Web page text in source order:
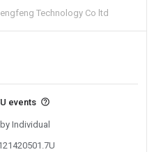
Technology Co ltd
events
Individual